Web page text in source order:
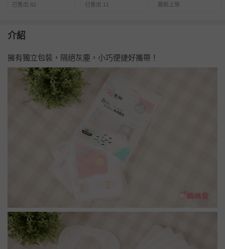
已售出 82 已售出 11 最新上架
介紹
擁有獨立包裝，隔絕灰塵，小巧便捷好攜帶！